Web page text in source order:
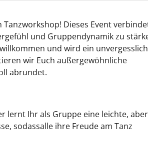
Dieses Event
und Gruppendynamik zu
und wird ein
wir Euch außergewöhnliche
abrundet.
lernt Ihr als Gruppe eine leichte, aber
sodassalle ihre Freude am Tanz